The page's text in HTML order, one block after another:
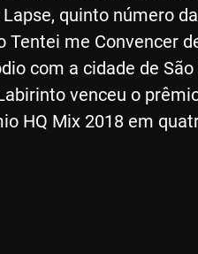
quinto número
Tentei me Convencer
com a cidade de
venceu o
HQ Mix 2018 em